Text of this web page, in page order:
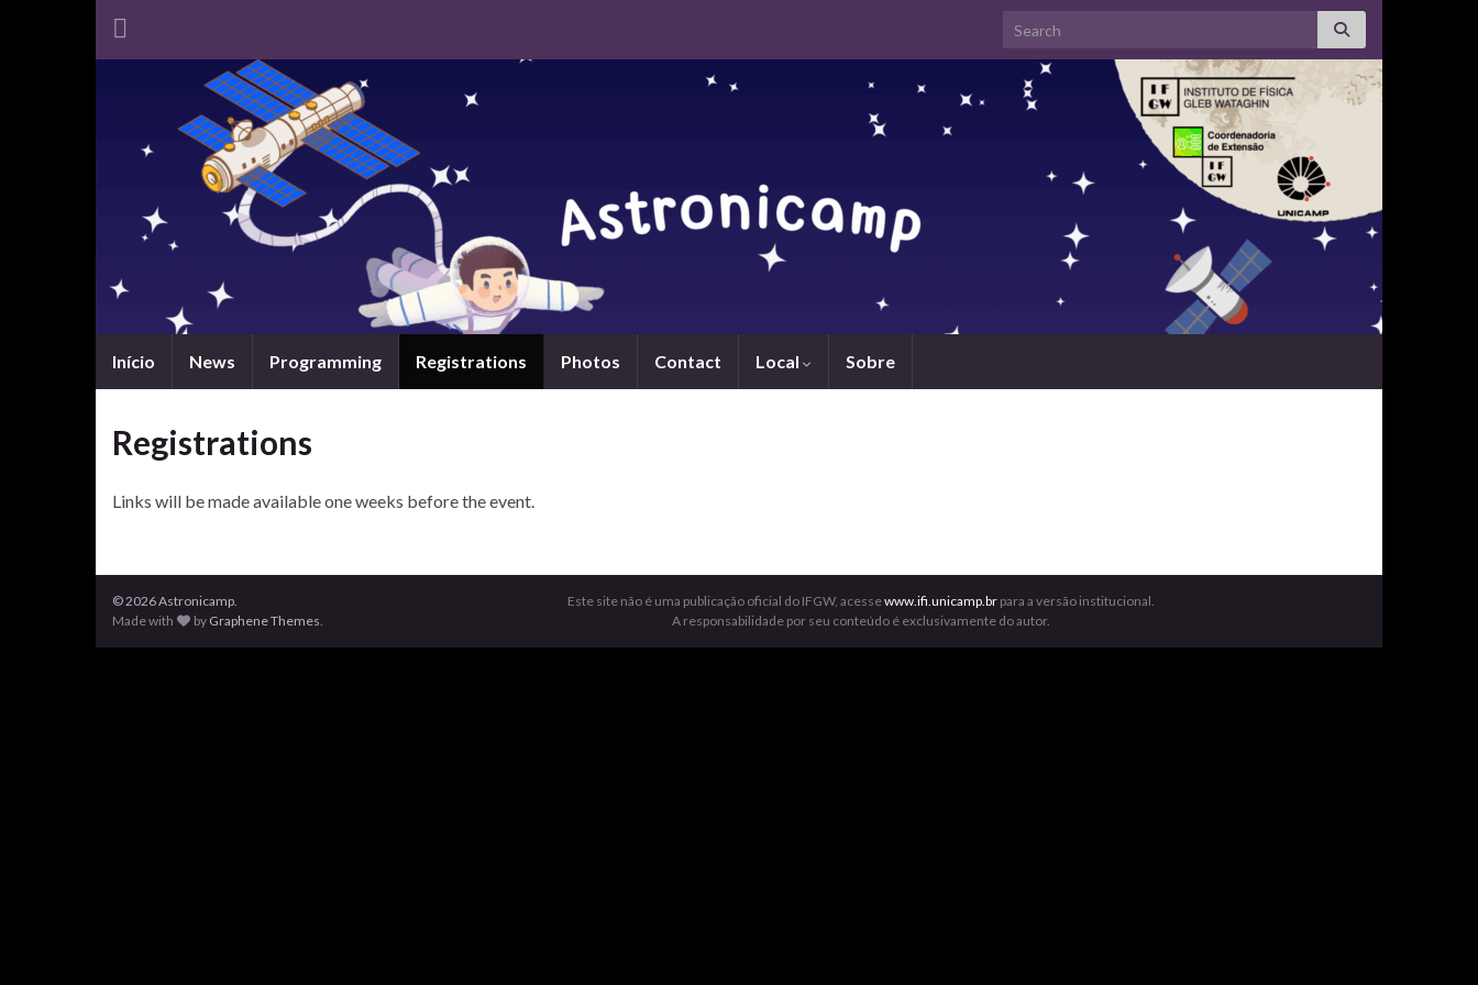
Search for:
Início News Programming Registrations Photos Contact Local Sobre
Registrations
Links will be made available one weeks before the event.
© 2026 Astronicamp.
Made with
by Graphene Themes.
Este site não é uma publicação oficial do IFGW, acessewww.ifi.unicamp.br para a versão institucional.
A responsabilidade por seu conteúdo é exclusivamente do autor.